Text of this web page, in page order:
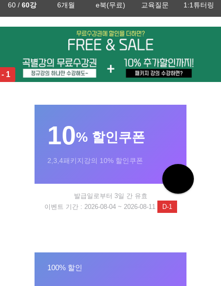
60 / 60강 6개월 e북(무료) 교육질문 1:1튜터링
1
10% 할인쿠폰
2,3,4패키지강의 10% 할인쿠폰
발급일로부터 3일 간 유효
이벤트 기간 : 2026-08-04 ~ 2026-08-11
D-1
100% 할인